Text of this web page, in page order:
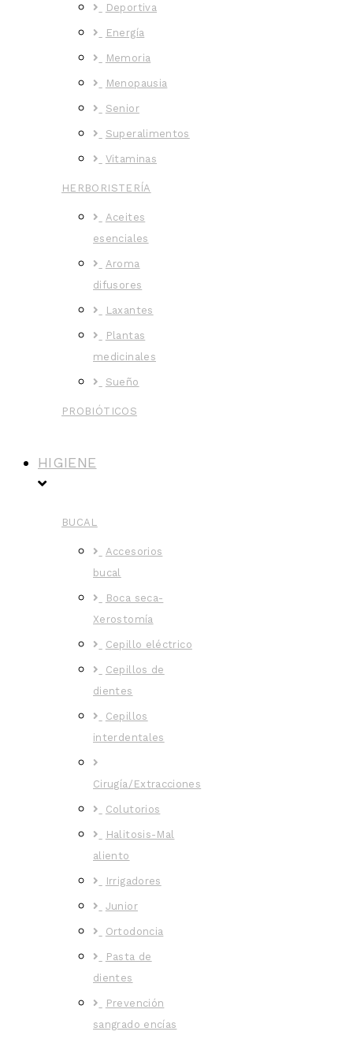
Deportiva
Energía
Memoria
Menopausia
Senior
Superalimentos
Vitaminas
HERBORISTERÍA
Aceites
esenciales
Aroma
difusores
Laxantes
Plantas
medicinales
Sueño
PROBIÓTICOS
HIGIENE
BUCAL
Accesorios
bucal
Boca seca-
Xerostomía
Cepillo eléctrico
Cepillos de
dientes
Cepillos
interdentales
Cirugía/Extracciones
Colutorios
Halitosis-Mal
aliento
Irrigadores
Junior
Ortodoncia
Pasta de
dientes
Prevención
sangrado encías